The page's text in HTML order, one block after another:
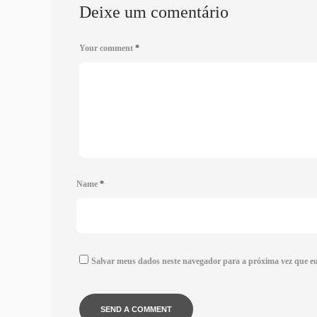
Deixe um comentário
Your comment *
Name *
Salvar meus dados neste navegador para a próxima vez que